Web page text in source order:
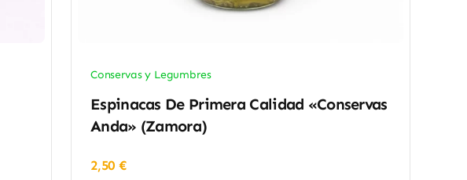
Conservas y Legumbres
Espinacas De Primera Calidad «Conservas
Anda» (Zamora)
2,50€